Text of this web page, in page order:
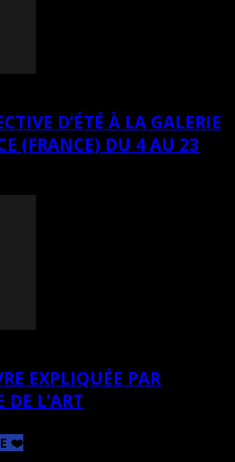
D’ÉTÉ À LA GALERIE
(FRANCE) DU 4 AU 23
EXPLIQUÉE PAR
DE L’ART
❤️